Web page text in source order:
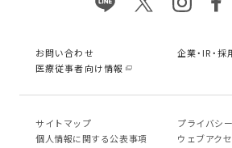
お問い合わせ
企業・IR・採
医療従事者向け情報
サイトマップ
プライバシ
個⼈情報に関する公表事項
ウェブアク